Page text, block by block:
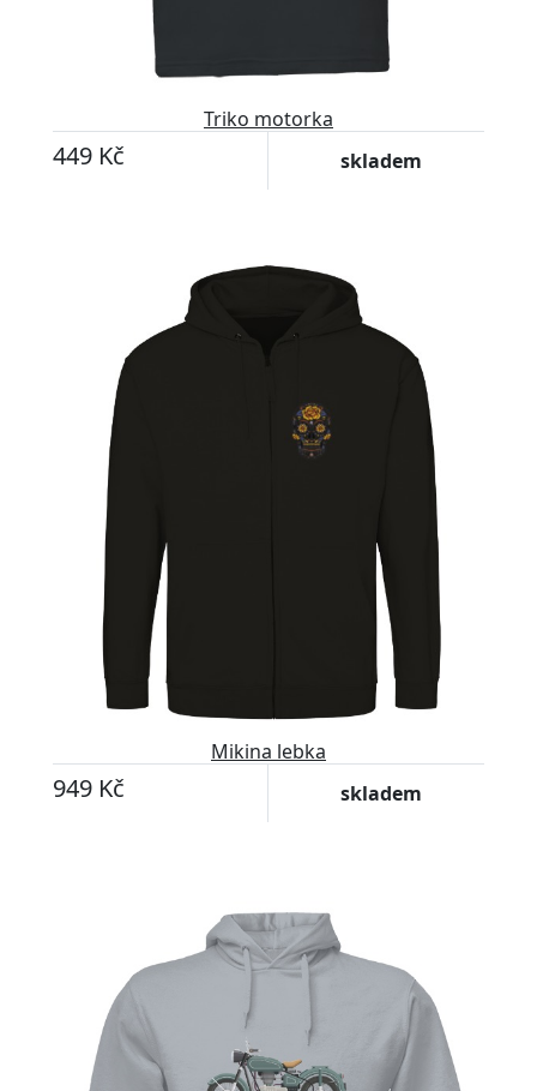
Triko motorka
449 Kč skladem
Mikina lebka
949 Kč skladem